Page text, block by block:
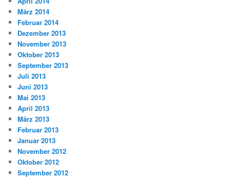
März 2014
Februar 2014
Dezember 2013
November 2013
Oktober 2013
September 2013
Juli 2013
Juni 2013
Mai 2013
April 2013
März 2013
Februar 2013
Januar 2013
November 2012
Oktober 2012
September 2012